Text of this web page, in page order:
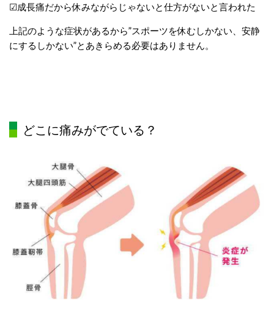
☑成長痛だから休みながらじゃないと仕方がないと言われた
上記のような症状があるから”スポーツを休むしかない、安静
にするしかない”とあきらめる必要はありません。
どこに痛みがでている？